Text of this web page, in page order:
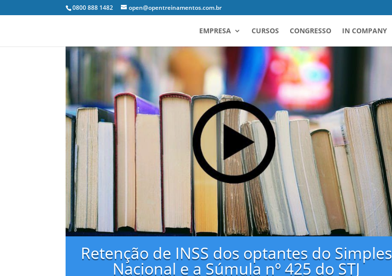
0800 888 1482 open@opentreinamentos.com.br
EMPRESA CURSOS CONGRESSO IN COMPANY
Retenção de INSS dos optantes do Simples
Nacional e a Súmula nº 425 do STJ